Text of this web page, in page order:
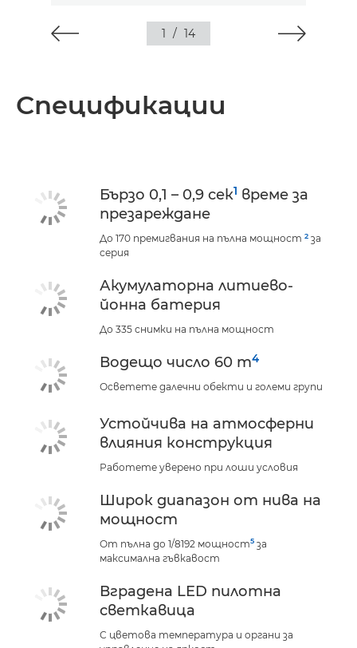
1 / 14
Спецификации
Бързо 0,1 – 0,9 сек1 време за
презареждане
До 170 премигвания на пълна мощност 2 за
серия
Акумулаторна литиево-
йонна батерия
До 335 снимки на пълна мощност
Водещо число 60 m4
Осветете далечни обекти и големи групи
Устойчива на атмосферни
влияния конструкция
Работете уверено при лоши условия
Широк диапазон от нива на
мощност
От пълна до 1/8192 мощност5 за
максимална гъвкавост
Вградена LED пилотна
светкавица
С цветова температура и органи за